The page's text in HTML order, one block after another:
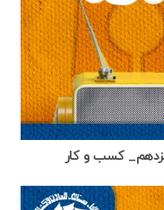
کسب و کار